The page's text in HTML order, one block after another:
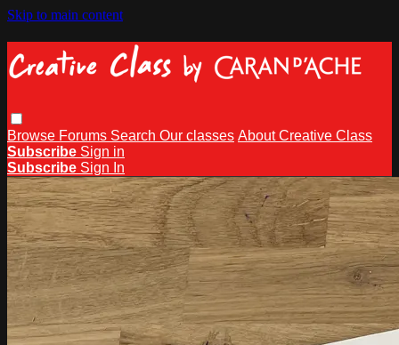
Skip to main content
Browse Forums Search Our classes About Creative Class
Subscribe Sign in
Subscribe Sign In